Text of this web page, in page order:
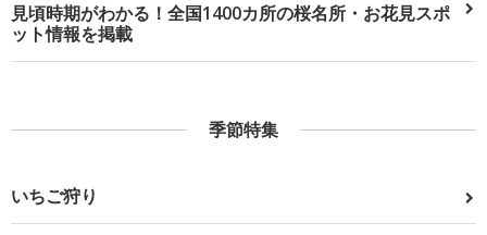
見頃時期がわかる！全国1400カ所の桜名所・お花見スポ
ット情報を掲載
季節特集
いちご狩り